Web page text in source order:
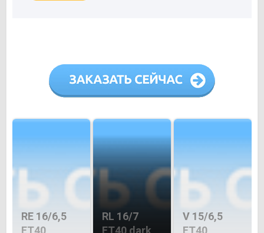
RE 16/6,5
ET40
RL 16/7
ET40 dark
V 15/6,5
ET40